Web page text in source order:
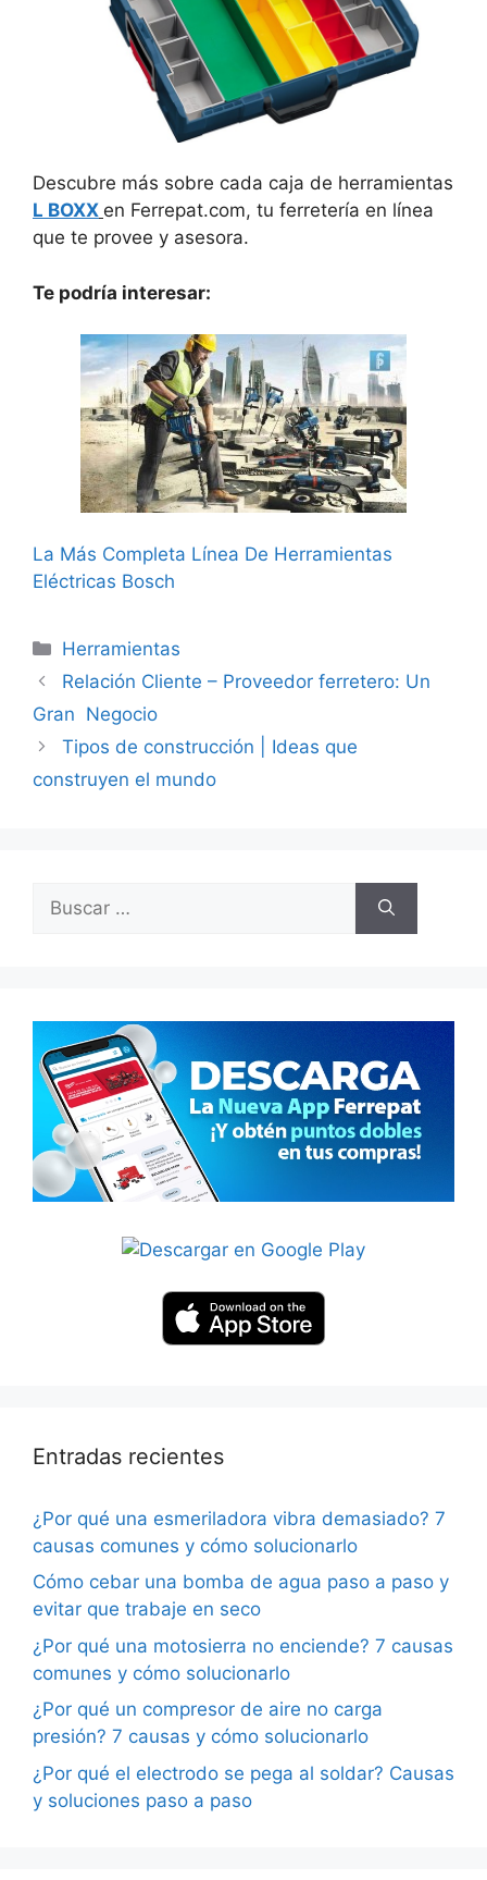
Descubre más sobre cada caja de herramientas
L BOXX en Ferrepat.com, tu ferretería en línea
que te provee y asesora.
Te podría interesar:
La Más Completa Línea De Herramientas
Eléctricas Bosch
Categorías
Herramientas
Relación Cliente – Proveedor ferretero: Un
Gran Negocio
Tipos de construcción | Ideas que
construyen el mundo
Entradas recientes
¿Por qué una esmeriladora vibra demasiado? 7
causas comunes y cómo solucionarlo
Cómo cebar una bomba de agua paso a paso y
evitar que trabaje en seco
¿Por qué una motosierra no enciende? 7 causas
comunes y cómo solucionarlo
¿Por qué un compresor de aire no carga
presión? 7 causas y cómo solucionarlo
¿Por qué el electrodo se pega al soldar? Causas
y soluciones paso a paso